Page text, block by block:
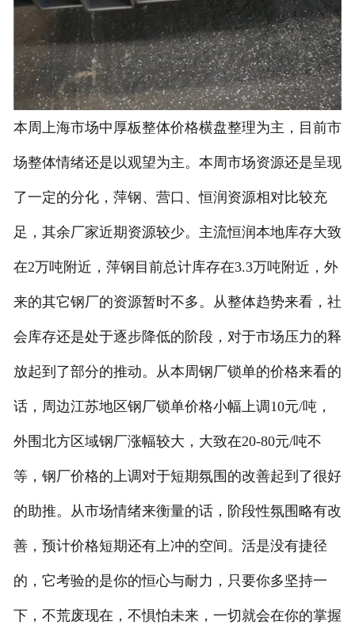
本周上海市场中厚板整体价格横盘整理为主，目前市
场整体情绪还是以观望为主。本周市场资源还是呈现
了一定的分化，萍钢、营口、恒润资源相对比较充
足，其余厂家近期资源较少。主流恒润本地库存大致
在2万吨附近，萍钢目前总计库存在3.3万吨附近，外
来的其它钢厂的资源暂时不多。从整体趋势来看，社
会库存还是处于逐步降低的阶段，对于市场压力的释
放起到了部分的推动。从本周钢厂锁单的价格来看的
话，周边江苏地区钢厂锁单价格小幅上调10元/吨，
外围北方区域钢厂涨幅较大，大致在20-80元/吨不
等，钢厂价格的上调对于短期氛围的改善起到了很好
的助推。从市场情绪来衡量的话，阶段性氛围略有改
善，预计价格短期还有上冲的空间。活是没有捷径
的，它考验的是你的恒心与耐力，只要你多坚持一
下，不荒废现在，不惧怕未来，一切就会在你的掌握